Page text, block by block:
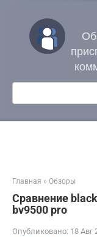
контенту
Поиск:
Главная » Обзоры
Сравнение
bv9500 pro
Опубликовано: 18 Авг